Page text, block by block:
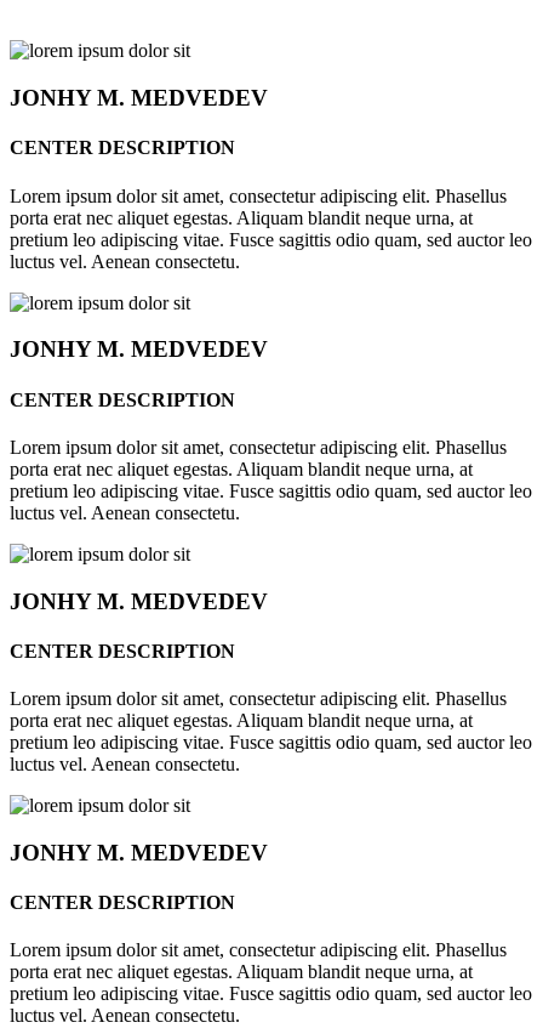
JONHYM. MEDVEDEV
CENTER DESCRIPTION
Lorem ipsum dolor sit amet, consectetur adipiscing elit. Phasellus
porta erat nec aliquet egestas. Aliquam blandit neque urna, at
pretium leo adipiscing vitae. Fusce sagittis odio quam, sed auctor leo
luctus vel. Aenean consectetu.
JONHYM. MEDVEDEV
CENTER DESCRIPTION
Lorem ipsum dolor sit amet, consectetur adipiscing elit. Phasellus
porta erat nec aliquet egestas. Aliquam blandit neque urna, at
pretium leo adipiscing vitae. Fusce sagittis odio quam, sed auctor leo
luctus vel. Aenean consectetu.
JONHYM. MEDVEDEV
CENTER DESCRIPTION
Lorem ipsum dolor sit amet, consectetur adipiscing elit. Phasellus
porta erat nec aliquet egestas. Aliquam blandit neque urna, at
pretium leo adipiscing vitae. Fusce sagittis odio quam, sed auctor leo
luctus vel. Aenean consectetu.
JONHYM. MEDVEDEV
CENTER DESCRIPTION
Lorem ipsum dolor sit amet, consectetur adipiscing elit. Phasellus
porta erat nec aliquet egestas. Aliquam blandit neque urna, at
pretium leo adipiscing vitae. Fusce sagittis odio quam, sed auctor leo
luctus vel. Aenean consectetu.